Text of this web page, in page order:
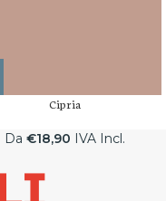
Cipria
Da €18,90 IVA Incl.